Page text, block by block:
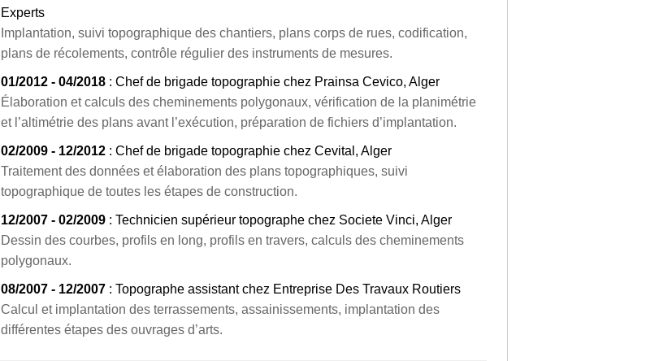
Experts
Implantation, suivi topographique des chantiers, plans corps de rues, codification,
plans de récolements, contrôle régulier des instruments de mesures.
01/2012 - 04/2018 : Chef de brigade topographie chez Prainsa Cevico, Alger
Élaboration et calculs des cheminements polygonaux, vérification de la planimétrie
et l’altimétrie des plans avant l’exécution, préparation de fichiers d’implantation.
02/2009 - 12/2012 : Chef de brigade topographie chez Cevital, Alger
Traitement des données et élaboration des plans topographiques, suivi
topographique de toutes les étapes de construction.
12/2007 - 02/2009 : Technicien supérieur topographe chez Societe Vinci, Alger
Dessin des courbes, profils en long, profils en travers, calculs des cheminements
polygonaux.
08/2007 - 12/2007 : Topographe assistant chez Entreprise Des Travaux Routiers
Calcul et implantation des terrassements, assainissements, implantation des
différentes étapes des ouvrages d’arts.